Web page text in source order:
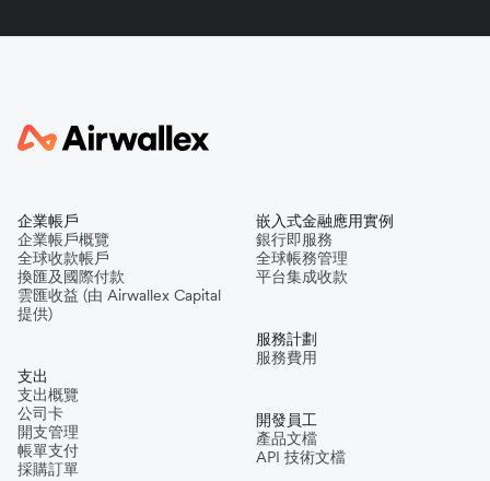
企業帳戶
企業帳戶概覽
全球收款帳戶
換匯及國際付款
雲匯收益 (由 Airwallex Capital
提供)
支出
支出概覽
公司卡
開支管理
帳單支付
採購訂單
嵌入式金融應用實例
銀行即服務
全球帳務管理
平台集成收款
服務計劃
服務費用
開發員工
產品文檔
API 技術文檔